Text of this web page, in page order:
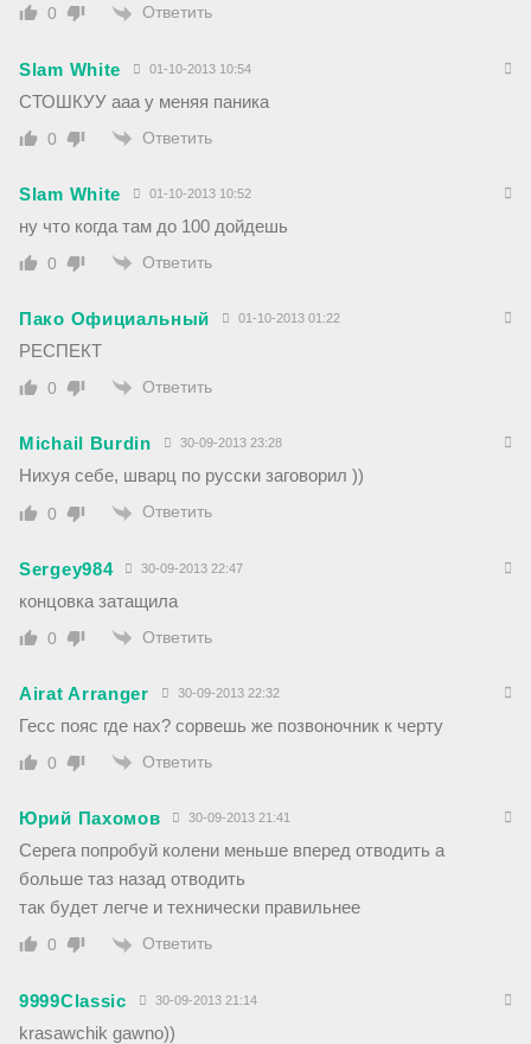
0 Ответить
Slam White 01-10-2013 10:54
СТОШКУУ ааа у меняя паника
0 Ответить
Slam White 01-10-2013 10:52
ну что когда там до 100 дойдешь
0 Ответить
Пако Официальный 01-10-2013 01:22
РЕСПЕКТ
0 Ответить
Michail Burdin 30-09-2013 23:28
Нихуя себе, шварц по русски заговорил ))
0 Ответить
Sergey984 30-09-2013 22:47
концовка затащила
0 Ответить
Airat Arranger 30-09-2013 22:32
Гесс пояс где нах? сорвешь же позвоночник к черту
0 Ответить
Юрий Пахомов 30-09-2013 21:41
Серега попробуй колени меньше вперед отводить а
больше таз назад отводить
так будет легче и технически правильнее
0 Ответить
9999Classic 30-09-2013 21:14
krasawchik gawno))